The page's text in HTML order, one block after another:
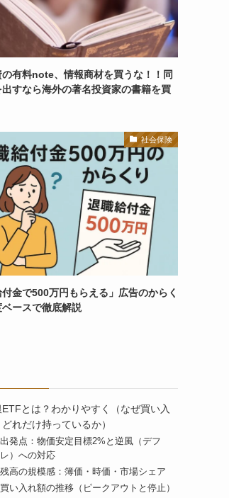
有料note、情報商材を買うな！！同
出すなら海外の著名投資家の書籍を買
社会保険
付金で500万円もらえる」広告のからく
ベースで徹底解説
ETFとは？わかりやすく（なぜ買い入
れだけ持っているか）
出発点：物価安定目標2%と逆風（デフ
レ）への対応
残高の規模感：簿価・時価・市場シェア
買い入れ額の推移（ピークアウトと停止）